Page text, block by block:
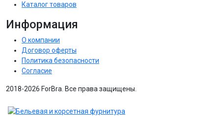
Каталог товаров
Информация
О компании
Договор оферты
Политика безопасности
Согласие
2018-2026 ForBra. Все права защищены.